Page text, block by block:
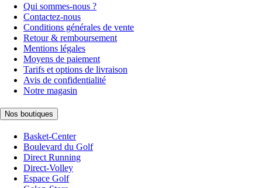
Qui sommes-nous ?
Contactez-nous
Conditions générales de vente
Retour & remboursement
Mentions légales
Moyens de paiement
Tarifs et options de livraison
Avis de confidentialité
Notre magasin
Nos boutiques
Basket-Center
Boulevard du Golf
Direct Running
Direct-Volley
Espace Golf